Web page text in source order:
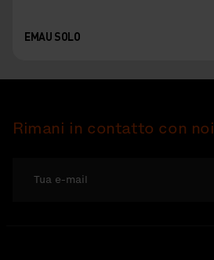
EMAU SOLO
Rimani in contatto con noi